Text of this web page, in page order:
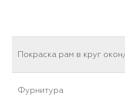
Покраска рам в круг
Фурнитура